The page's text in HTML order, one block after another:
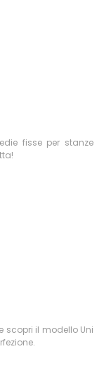
fisse per stanze
scopri il modello Uni